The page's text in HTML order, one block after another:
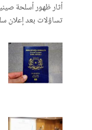
أثار ظهور أسلحة
تساؤلات بعد إعلان